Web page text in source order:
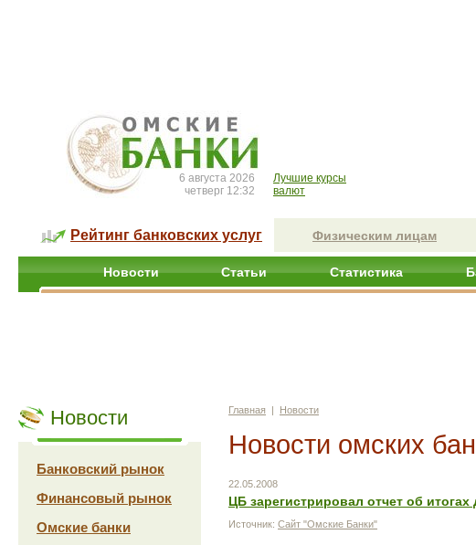
6 августа 2026
четверг 12:32
Лучшие курсы
валют
Рейтинг банковских услуг Физическим лицам
Новости Статьи Статистика
Новости
Банковский рынок
Финансовый рынок
Омские банки
Главная | Новости
Новости омских
22.05.2008
ЦБ зарегистрировал отчет об
Источник: Сайт "Омские Банки"